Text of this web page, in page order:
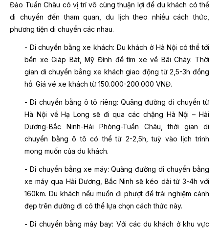
Đảo Tuần Châu có vị trí vô cùng thuận lợi để du khách có thể
di chuyển đến tham quan, du lịch theo nhiều cách thức,
phương tiện di chuyển các nhau.
- Di chuyển bằng xe khách: Du khách ở Hà Nội có thể tới
bến xe Giáp Bát, Mỹ Đình để tìm xe về Bãi Cháy. Thời
gian di chuyển bằng xe khách giao động từ 2,5-3h đồng
hồ. Giá vé xe khách từ 150.000-200.000 VNĐ.
- Di chuyển bằng ô tô riêng: Quãng đường di chuyển từ
Hà Nội về Hạ Long sẽ đi qua các chặng Hà Nội – Hải
Dương-Bắc Ninh-Hải Phòng-Tuần Châu, thời gian di
chuyển bằng ô tô có thể từ 2-2,5h, tuỳ vào lịch trình
mong muốn của du khách.
- Di chuyển bằng xe máy: Quãng đường di chuyển bằng
xe máy qua Hải Dương, Bắc Ninh sẽ kéo dài từ 3-4h với
160km. Du khách nếu muốn đi phượt để trải nghiệm cảnh
đẹp trên đường đi có thể lựa chọn cách thức này.
- Di chuyển bằng máy bay: Với các du khách ở khu vực